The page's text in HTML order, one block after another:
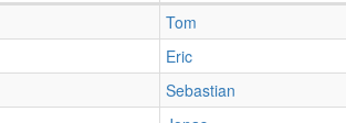
Tom
Eric
Sebastian